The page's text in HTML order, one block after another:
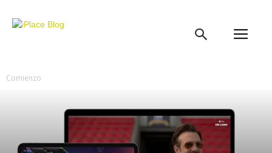
Comienzo